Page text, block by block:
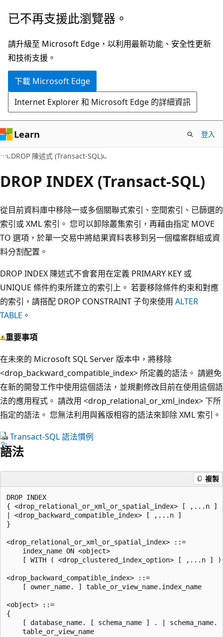
跳
主
要
內
已不再支援此瀏覽器。
請升級至 Microsoft Edge，以利用最新功能、安全性更新
和技術支援。
下載 Microsoft Edge
Internet Explorer 和 Microsoft Edge 的詳細資訊
Learn 登入
DROP 陳述式 (Transact-SQL)
DROP INDEX (Transact-SQL)
從目前資料庫中移除一或多個關聯式索引、空間索引、已篩選的
索引或 XML 索引。 您可以卸除叢集索引，再藉由指定 MOVE
TO 選項，於單一交易中將結果資料表移到另一個檔案群組或資
料分割配置。
DROP INDEX 陳述式不會套用在定義 PRIMARY KEY 或
UNIQUE 條件約束所建立的索引上。 若要移除條件約束和對應
的索引，請搭配 DROP CONSTRAINT 子句來使用 ALTER
TABLE 。
重要事項
在未來的 Microsoft SQL Server 版本中，將移除
<drop_backward_compatible_index> 所定義的語法。 請避免
在新的開發工作中使用這個語法，並規劃修改目前在使用這個語
法的應用程式。 請改用 <drop_relational_or_xml_index> 下所
指定的語法。 您無法利用與舊版相容的語法來卸除 XML 索引。
Transact-SQL 語法慣例
語法
複製
DROP INDEX
{ <drop_relational_or_xml_or_spatial_index> [ ,...n ]
| <drop_backward_compatible_index> [ ,...n ]
}
<drop_relational_or_xml_or_spatial_index> ::=
index_name ON <object>
[ WITH ( <drop_clustered_index_option> [ ,...n ]
<drop_backward_compatible_index> ::=
[ owner_name. ] table_or_view_name.index_name
<object> ::=
{
[ database_name. [ schema_name ] . |
table_or_view_name